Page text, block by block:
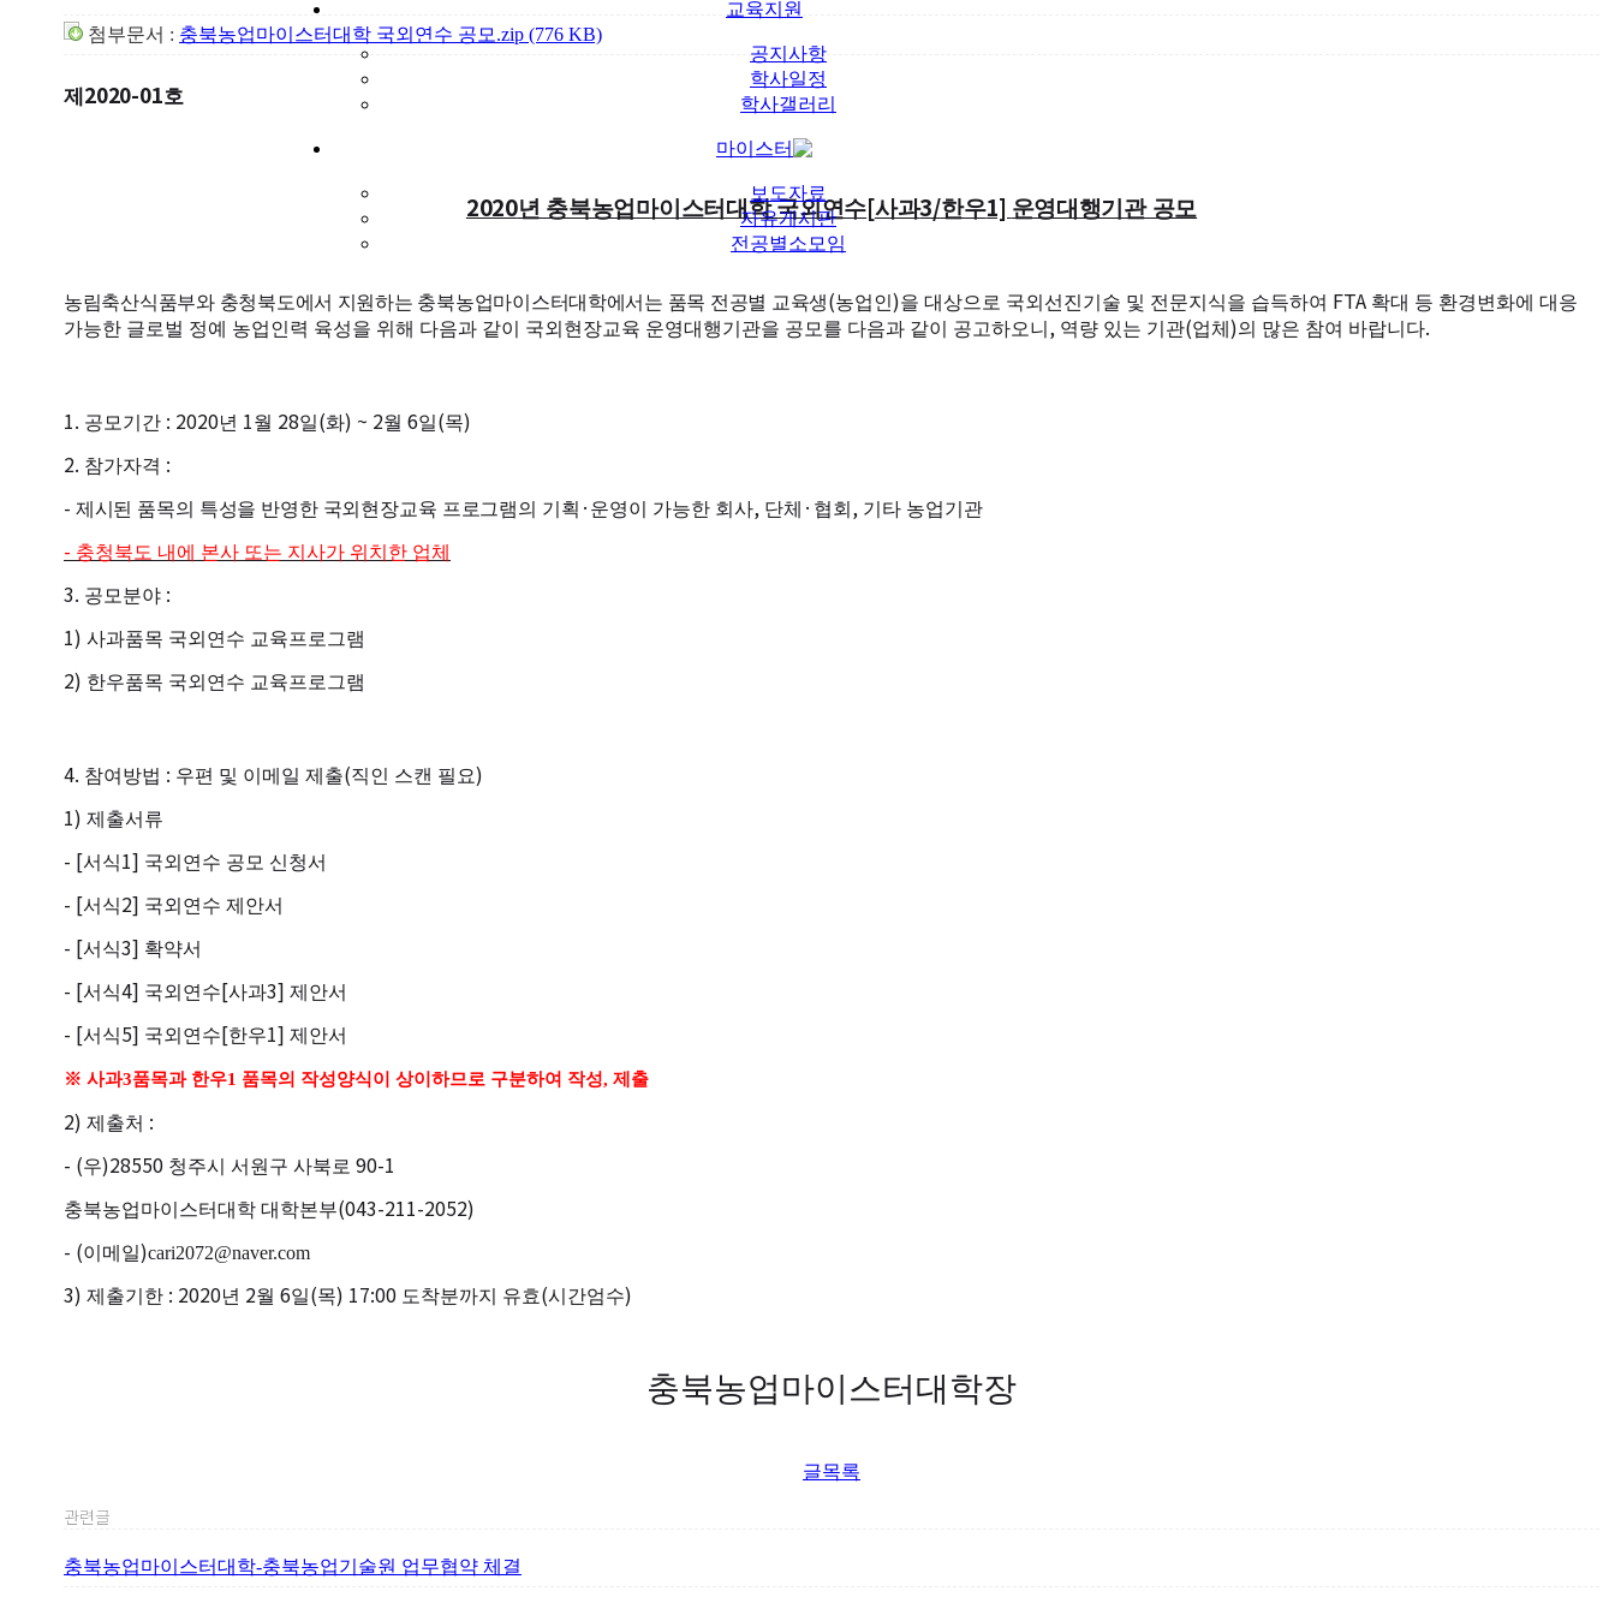
교육지원
공지사항
학사일정
학사갤러리
마이스터
보도자료
자유게시판
전공별소모임
첨부문서 : 충북농업마이스터대학 국외연수 공모.zip (776 KB)
제 2020-01호
2020년 충북농업마이스터대학 국외연수[사과3/한우1] 운영대행기관 공모
농림축산식품부와 충청북도에서 지원하는 충북농업마이스터대학에서는 품목 전공별 교육생(농업인)을 대상으로 국외선진기술 및 전문지식을 습득하여 FTA 확대 등 환경변화에 대응
가능한 글로벌 정예 농업인력 육성을 위해 다음과 같이 국외현장교육 운영대행기관을 공모를 다음과 같이 공고하오니 , 역량 있는 기관(업체 )의 많은 참여 바랍니다.
1. 공모기간 : 2020년 1월 28일(화) ~ 2월 6일(목)
2. 참가자격 :
- 제시된 품목의 특성을 반영한 국외현장교육 프로그램의 기획 · 운영이 가능한 회사, 단체 · 협회 , 기타 농업기관
- 충청북도 내에 본사 또는 지사가 위치한 업체
3. 공모분야 :
1) 사과품목 국외연수 교육프로그램
2) 한우품목 국외연수 교육프로그램
4. 참여방법 : 우편 및 이메일 제출(직인 스캔 필요)
1) 제출서류
- [서식1] 국외연수 공모 신청서
- [서식2] 국외연수 제안서
- [서식3] 확약서
- [서식4] 국외연수[사과3] 제안서
- [서식5] 국외연수[한우1] 제안서
※ 사과3품목과 한우1 품목의 작성양식이 상이하므로 구분하여 작성, 제출
2) 제출처 :
- (우)28550 청주시 서원구 사북로 90-1
충북농업마이스터대학 대학본부(043-211-2052)
- (이메일)cari2072@naver.com
3) 제출기한 : 2020년 2월 6일(목) 17:00 도착분까지 유효(시간엄수)
충북농업마이스터대학장
글목록
관련글
충북농업마이스터대학-충북농업기술원 업무협약 체결